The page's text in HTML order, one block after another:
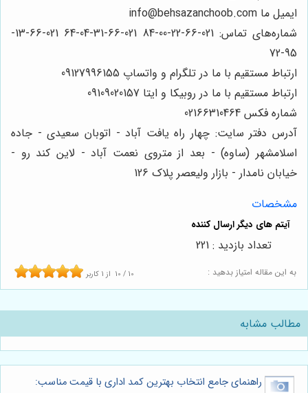
ایمیل ما info@behsazanchoob.com
شماره‌های تماس: 021-66-22-00-84 021-66-31-04-64 021-66-13-
95-72
ارتباط مستقیم با ما در تلگرام و واتساپ 09127996155
ارتباط مستقیم با ما در روبیکا و ایتا 09109020157
شماره فکس 02166310464
آدرس دفتر سایت: چهار راه یافت آباد - اتوبان سعیدی - جاده
اسلامشهر (ساوه) - بعد از متروی نعمت آباد - لاین کند رو -
خیابان نامدار - بازار ولیعصر پلاک 126
مشخصات
به این مقاله امتیاز بدهید : 10 / 10 از 1 کاربر
تعداد بازدید : 221
مطالب مشابه
راهنمای جامع انتخاب بهترین کمد اداری با قیمت مناسب: